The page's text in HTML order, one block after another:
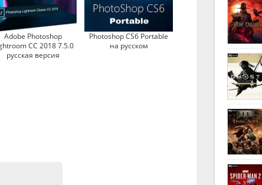
Adobe Photoshop
CC 2018 7.5.0
русская версия
Photoshop CS6 Portable
на русском